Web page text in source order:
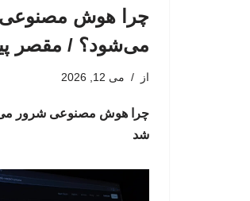
چرا هوش
می‌شود؟‌ / مقصر
از می 12, 2026
چرا هوش مصنوعی شرور
شد